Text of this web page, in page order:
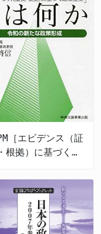
［エビデンス（証
根拠）に基づく政
新たな政策形成